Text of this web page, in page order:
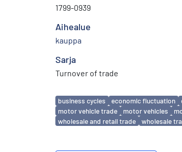
1799-0939
Aihealue
kauppa
Sarja
Turnover of trade
Avainsanat
business cycles economic fluctuation
motor vehicle trade
motor vehicles
wholesale and retail trade
wholesale